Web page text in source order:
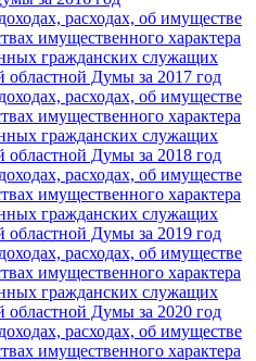
расходах, об имуществе
имущественного характера
гражданских служащих
областной Думы за 2017 год
расходах, об имуществе
имущественного характера
гражданских служащих
областной Думы за 2018 год
расходах, об имуществе
имущественного характера
гражданских служащих
областной Думы за 2019 год
расходах, об имуществе
имущественного характера
гражданских служащих
областной Думы за 2020 год
расходах, об имуществе
имущественного характера